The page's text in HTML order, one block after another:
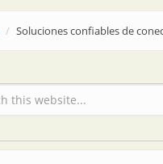
Soluciones confiables de
de búsqueda